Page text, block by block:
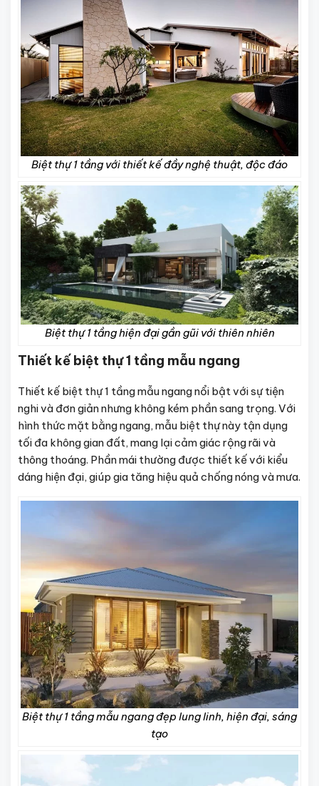
Biệt thự 1 tầng với thiết kế đầy nghệ thuật, độc đáo
Biệt thự 1 tầng hiện đại gần gũi với thiên nhiên
Thiết kế biệt thự 1 tầng mẫu ngang
Thiết kế biệt thự 1 tầng mẫu ngang nổi bật với sự tiện
nghi và đơn giản nhưng không kém phần sang trọng. Với
hình thức mặt bằng ngang, mẫu biệt thự này tận dụng
tối đa không gian đất, mang lại cảm giác rộng rãi và
thông thoáng. Phần mái thường được thiết kế với kiểu
dáng hiện đại, giúp gia tăng hiệu quả chống nóng và mưa.
Biệt thự 1 tầng mẫu ngang đẹp lung linh, hiện đại, sáng
tạo